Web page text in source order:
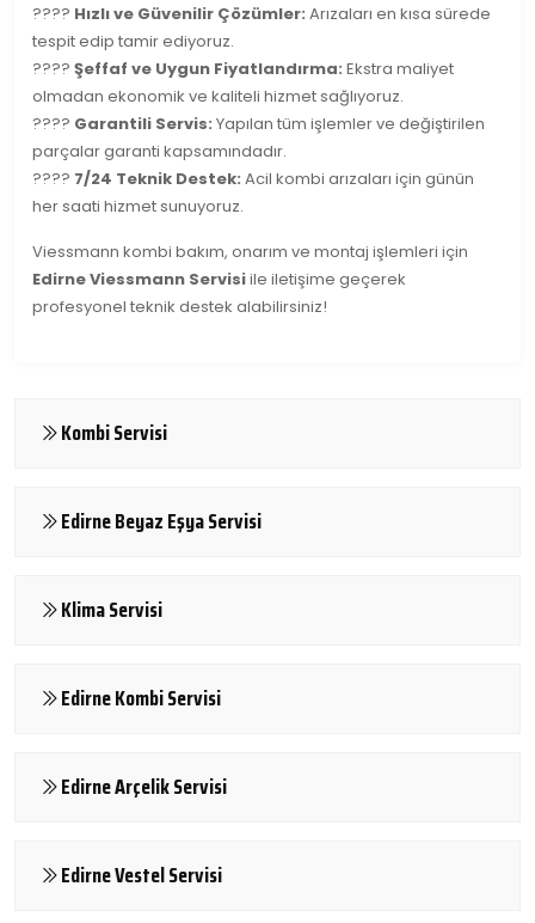
???? Hızlı ve Güvenilir Çözümler: Arızaları en kısa sürede
tespit edip tamir ediyoruz.
???? Şeffaf ve Uygun Fiyatlandırma: Ekstra maliyet
olmadan ekonomik ve kaliteli hizmet sağlıyoruz.
???? Garantili Servis: Yapılan tüm işlemler ve değiştirilen
parçalar garanti kapsamındadır.
???? 7/24 Teknik Destek: Acil kombi arızaları için günün
her saati hizmet sunuyoruz.
Viessmann kombi bakım, onarım ve montaj işlemleri için
Edirne Viessmann Servisiile iletişime geçerek
profesyonel teknik destek alabilirsiniz!
Kombi Servisi
Edirne Beyaz Eşya Servisi
Klima Servisi
Edirne Kombi Servisi
Edirne Arçelik Servisi
Edirne Vestel Servisi